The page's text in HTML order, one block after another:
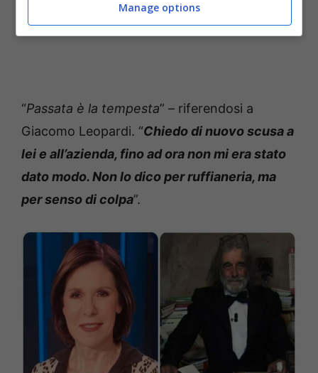
“Passata è la tempesta” – riferendosi a
Giacomo Leopardi. “Chiedo di nuovo scusa a
lei e all’azienda, fino ad ora non mi era stato
dato modo. Non lo dico per ruffianeria, ma
per senso di colpa”.
Manage options